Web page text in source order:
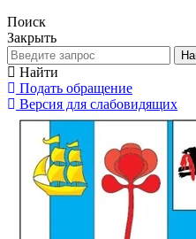
Поиск
Закрыть
Найти
Подать обращение
Версия для слабовидящих